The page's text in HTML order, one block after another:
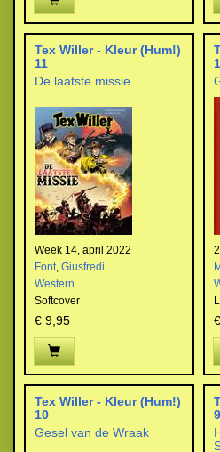
Tex Willer - Kleur (Hum!)
11
De laatste missie
Week 14, april 2022
Font, Giusfredi
Western
Softcover
€ 9,95
Tex Willer - Kleur (Hum!)
10
Gesel van de Wraak
9